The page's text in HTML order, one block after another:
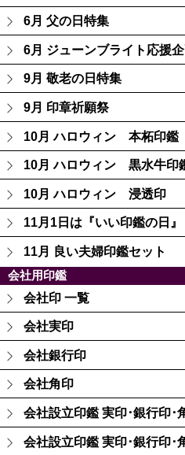
6月 父の日特集
6月 ジューンブライト応援
9月 敬老の日特集
9月 印章祈願祭
10月 ハロウィン 本柘印鑑
10月 ハロウィン 黒水牛印
10月 ハロウィン 浸透印
11月1日は『いい印鑑の日』
11月 良い夫婦印鑑セット
会社用印鑑
会社印 一覧
会社実印
会社銀行印
会社角印
会社設立印鑑 実印･銀行印･
会社設立印鑑 実印･銀行印･